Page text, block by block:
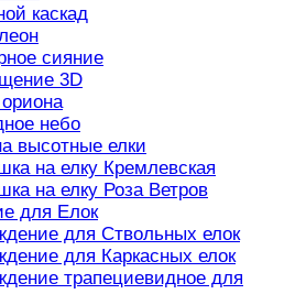
каскад
сияние
3D
небо
высотные елки
на елку Кремлевская
на елку Роза Ветров
для Елок
для Ствольных елок
для Каркасных елок
трапециевидное для